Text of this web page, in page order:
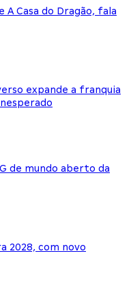
Casa do Dragão, fala
expande a franquia
de mundo aberto da
2028, com novo